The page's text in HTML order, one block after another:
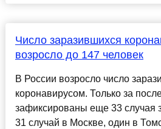
Число заразившихся
возросло до 147 человек
В России возросло число
коронавирусом. Только за
зафиксированы еще 33 случая
31 случай в Москве, один в